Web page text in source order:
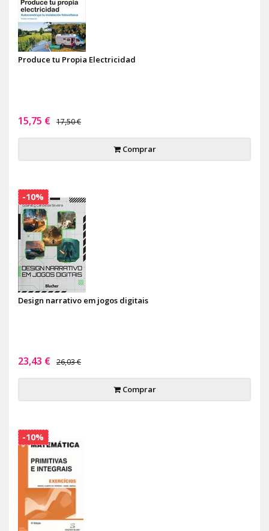
Produce tu Propia Electricidad
15,75 € 17,50 €
Comprar
Design narrativo em jogos digitais
23,43 € 26,03 €
Comprar
-10%
-10%